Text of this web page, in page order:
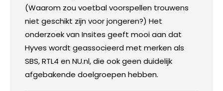
(Waarom zou voetbal voorspellen trouwens
niet geschikt zijn voor jongeren?) Het
onderzoek van Insites geeft mooi aan dat
Hyves wordt geassocieerd met merken als
SBS, RTL4 en NU.nl, die ook geen duidelijk
afgebakende doelgroepen hebben.